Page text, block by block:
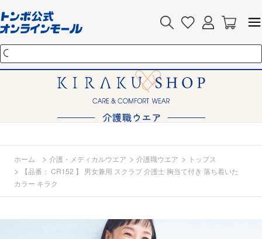
ホーム > 介護・メディカルウエア > 介護職ウエア > トップス
>
【品番： CR152 】 男女兼用 スクラブ 介護士 胸当て付き 落ち着いた
カラー キラク